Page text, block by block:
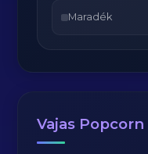
Maradék
Vajas Popcorn